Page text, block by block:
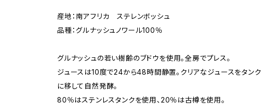
産地：南アフリカ ステレンボッシュ
品種：グルナッシュノワール100％
グルナッシュの若い樹齢のブドウを使用。全房でプレス。
ジュースは10度で24から48時間静置。クリアなジュースをタンク
に移して自然発酵。
80％はステンレスタンクを使用、20％は古樽を使用。